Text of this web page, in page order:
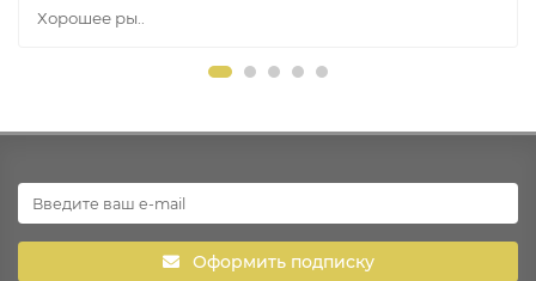
Хорошее ры..
Оформить подписку